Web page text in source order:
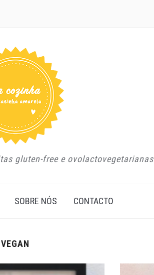
gluten-free e ovolactovegetarianas
SOBRE NÓS CONTACTO
VEGAN